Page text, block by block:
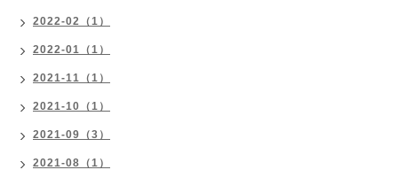
2022-02（1）
2022-01（1）
2021-11（1）
2021-10（1）
2021-09（3）
2021-08（1）